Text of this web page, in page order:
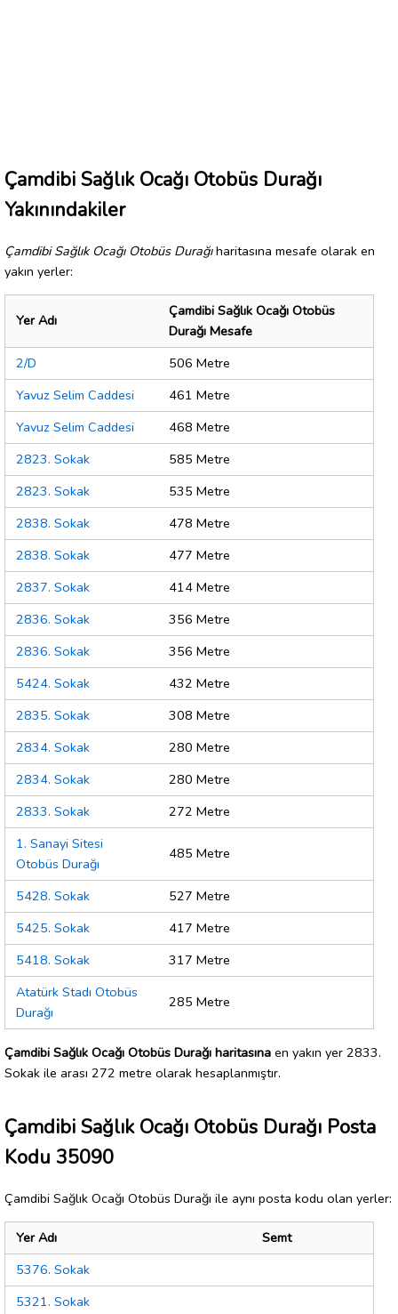
Çamdibi Sağlık Ocağı Otobüs Durağı
Yakınındakiler
Çamdibi Sağlık Ocağı Otobüs Durağıharitasına mesafe olarak en
yakın yerler:
Yer Adı
Çamdibi Sağlık Ocağı Otobüs
Durağı Mesafe
2/D
506 Metre
Yavuz Selim Caddesi
461 Metre
Yavuz Selim Caddesi
468 Metre
2823. Sokak
585 Metre
2823. Sokak
535 Metre
2838. Sokak
478 Metre
2838. Sokak
477 Metre
2837. Sokak
414 Metre
2836. Sokak
356 Metre
2836. Sokak
356 Metre
5424. Sokak
432 Metre
2835. Sokak
308 Metre
2834. Sokak
280 Metre
2834. Sokak
280 Metre
2833. Sokak
272 Metre
1. Sanayi Sitesi
Otobüs Durağı
485 Metre
5428. Sokak
527 Metre
5425. Sokak
417 Metre
5418. Sokak
317 Metre
Atatürk Stadı Otobüs
Durağı
285 Metre
Çamdibi Sağlık Ocağı Otobüs Durağı haritasına en yakın yer 2833.
Sokak ile arası 272 metre olarak hesaplanmıştır.
Çamdibi Sağlık Ocağı Otobüs Durağı Posta
Kodu 35090
Çamdibi Sağlık Ocağı Otobüs Durağı ile aynı posta kodu olan yerler:
Yer Adı
Semt
5376. Sokak
5321. Sokak